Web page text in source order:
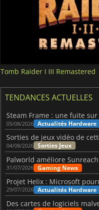
Tomb Raider I III Remastered
TENDANCES ACTUELLES
05/08/2026 Actualités Hardware
04/08/2026 Sorties Jeux
Palworld améliore
31/07/2026 Gaming News
Projet Helix : Microsoft
29/07/2026 Actualités Hardware